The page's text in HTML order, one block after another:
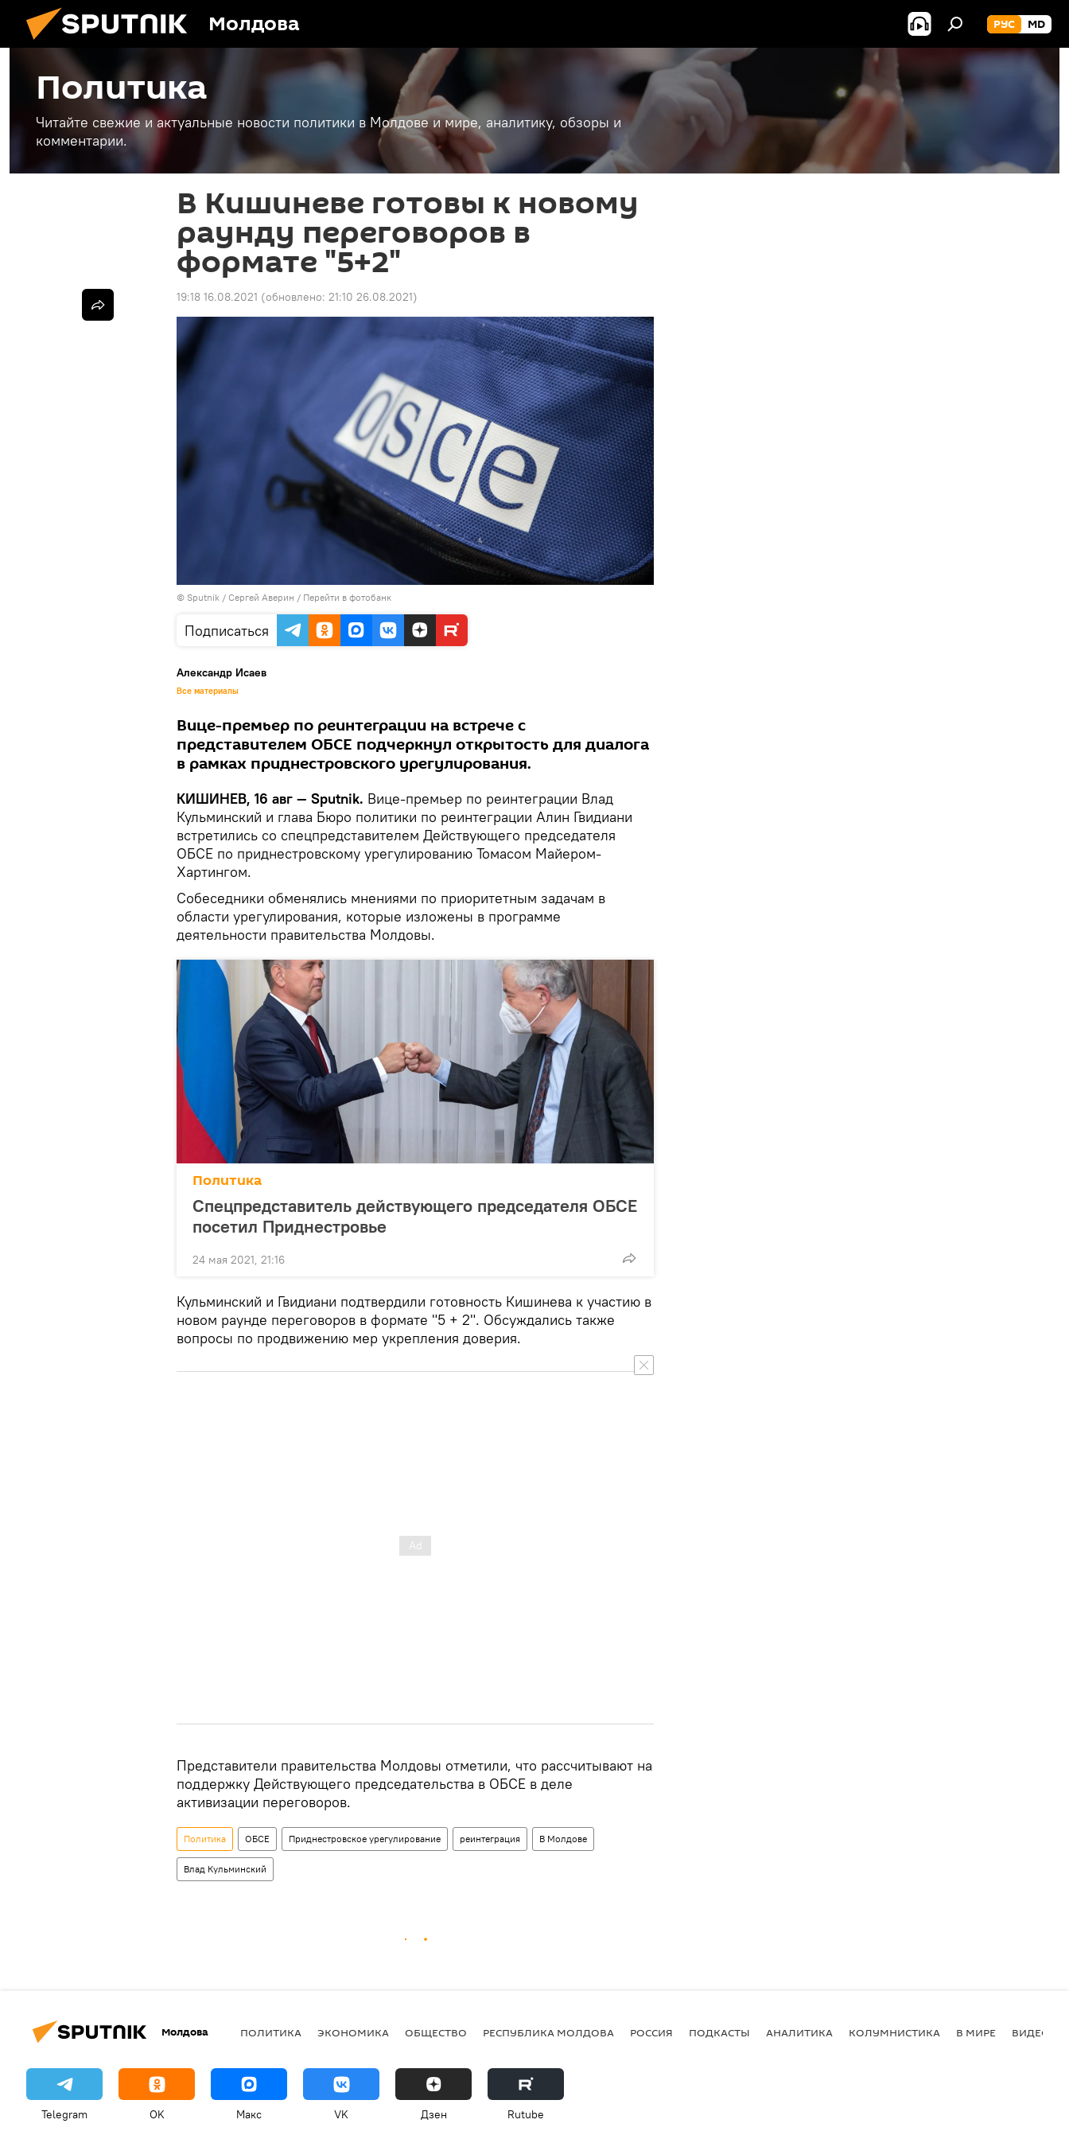
Молдова РУС MD
Политика
Читайте свежие и актуальные новости политики в Молдове и мире, аналитику, обзоры и
комментарии.
В Кишиневе готовы к новому
раунду переговоров в
формате "5+2"
19:18 16.08.2021 (обновлено: 21:10 26.08.2021)
© Sputnik / Сергей Аверин / Перейти в фотобанк
Подписаться
Александр Исаев
Все материалы
Вице-премьер по реинтеграции на встрече с
представителем ОБСЕ подчеркнул открытость для диалога
в рамках приднестровского урегулирования.
КИШИНЕВ, 16 авг — Sputnik. Вице-премьер по реинтеграции Влад
Кульминский и глава Бюро политики по реинтеграции Алин Гвидиани
встретились со спецпредставителем Действующего председателя
ОБСЕ по приднестровскому урегулированию Томасом Майером-
Хартингом.
Собеседники обменялись мнениями по приоритетным задачам в
области урегулирования, которые изложены в программе
деятельности правительства Молдовы.
Политика
Спецпредставитель действующего председателя ОБСЕ
посетил Приднестровье
24 мая 2021, 21:16
Кульминский и Гвидиани подтвердили готовность Кишинева к участию в
новом раунде переговоров в формате "5 + 2". Обсуждались также
вопросы по продвижению мер укрепления доверия.
Представители правительства Молдовы отметили, что рассчитывают на
поддержку Действующего председательства в ОБСЕ в деле
активизации переговоров.
Политика ОБСЕ Приднестровское урегулирование реинтеграция В Молдове
Влад Кульминский
Молдова ПОЛИТИКА ЭКОНОМИКА ОБЩЕСТВО РЕСПУБЛИКА МОЛДОВА РОССИЯ ПОДКАСТЫ АНАЛИТИКА КОЛУМНИСТИКА В МИРЕ ВИДЕО
Telegram OK Макс VK Дзен Rutube